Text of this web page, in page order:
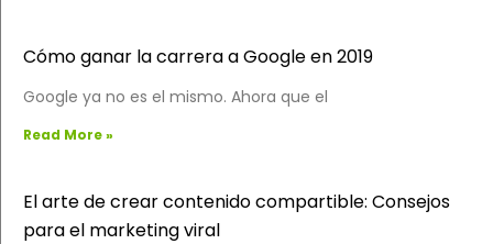
Cómo ganar la carrera a Google en 2019
Google ya no es el mismo. Ahora que el
Read More »
El arte de crear contenido compartible: Consejos
para el marketing viral